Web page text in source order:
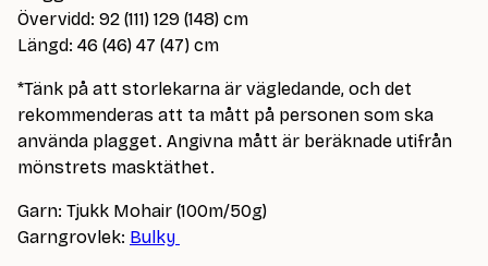
Övervidd: 92 (111) 129 (148) cm
Längd: 46 (46) 47 (47) cm
*Tänk på att storlekarna är vägledande, och det
rekommenderas att ta mått på personen som ska
använda plagget. Angivna mått är beräknade utifrån
mönstrets masktäthet.
Garn: Tjukk Mohair (100m/50g)
Garngrovlek: Bulky